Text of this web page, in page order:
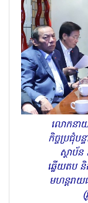
លោកនាយ
កិច្ចប្រជុំប
ស្ថាប័
ឆ្លើយតប
មហន្តរាយ